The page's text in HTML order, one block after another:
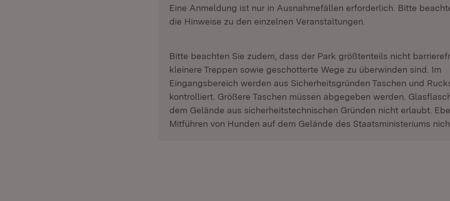
Eine Anmeldung ist nur in Ausnahmefällen erforderlich. Bitte
die Hinweise zu den einzelnen Veranstaltungen.
Bitte beachten Sie zudem, dass der Park größtenteils nicht
kleinere Treppen sowie geschotterte Wege zu überwinden sind. Im
Eingangsbereich werden aus Sicherheitsgründen Taschen und
kontrolliert. Größere Taschen müssen abgegeben werden.
dem Gelände aus sicherheitstechnischen Gründen nicht erlaubt.
Mitführen von Hunden auf dem Gelände des Staatsministeriums